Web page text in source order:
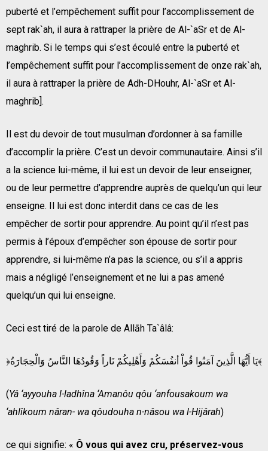
puberté et l’empêchement suffit pour l’accomplissement de
sept rak`ah, il aura à rattraper la prière de Al-`aSr et de Al-
maghrib. Si le temps qui s’est écoulé entre la puberté et
l’empêchement suffit pour l’accomplissement de onze rak`ah,
il aura à rattraper la prière de Adh-DHouhr, Al-`aSr et Al-
maghrib].
Il est du devoir de tout musulman d’ordonner à sa famille
d’accomplir la prière. C’est un devoir communautaire. Ainsi s’il
a la science lui-même, il lui est un devoir de leur enseigner,
ou de leur permettre d’apprendre auprès de quelqu’un qui leur
enseigne. Il lui est donc interdit dans ce cas de les
empêcher de sortir pour apprendre. Au point qu’il n’est pas
permis à l’époux d’empêcher son épouse de sortir pour
apprendre, si lui-même n’a pas la science, ou s’il a appris
mais a négligé l’enseignement et ne lui a pas amené
quelqu’un qui lui enseigne.
Ceci est tiré de la parole de Allāh Ta`âlâ:
﴿يَا أَيُّهَا الَّذِينَ آمَنُوا قُواْ أنفُسَكُمْ وَأَهْلِيكُمْ نَاراً وَقُودُهَا النَّاسُ وَالْحِجَارَةُ﴾
(Yâ ‘ayyouha l-ladhîna ‘Amanôu qôu ‘anfousakoum wa
‘ahlîkoum nâran- wa qôudouha n-nâsou wa l-Hijârah)
ce qui signifie: « Ô vous qui avez cru, préservez-vous